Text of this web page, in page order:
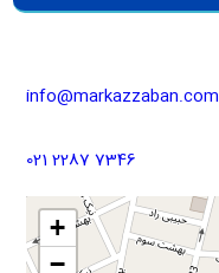
info@markazzaban.com
021 2287 7346
+
−